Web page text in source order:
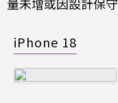
iPhone 18